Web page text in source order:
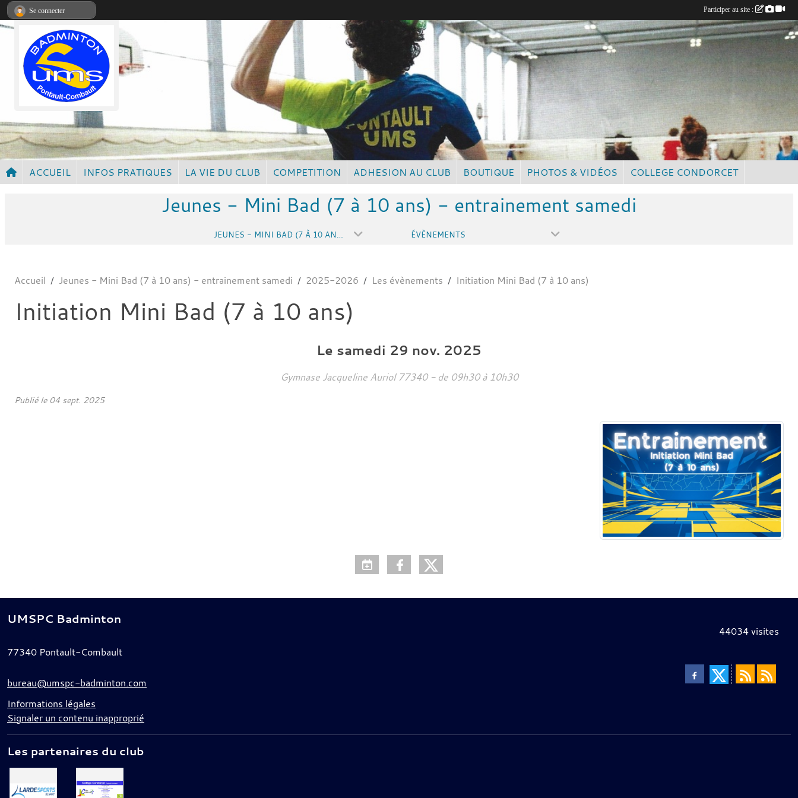
ACCUEIL INFOS PRATIQUES LA VIE DU CLUB COMPETITION ADHESION AU CLUB BOUTIQUE PHOTOS & VIDÉOS COLLEGE CONDORCET
Jeunes - Mini Bad (7 à 10 ans) - entrainement samedi
JEUNES - MINI BAD (7 À 10 ANS) - ENTRAINEMENT SAMEDI ÉVÈNEMENTS
Accueil Jeunes - Mini Bad (7 à 10 ans) - entrainement samedi 2025-2026 Les évènements Initiation Mini Bad (7 à 10 ans)
Initiation Mini Bad (7 à 10 ans)
Le samedi 29 nov. 2025
Gymnase Jacqueline Auriol 77340 - de 09h30 à 10h30
Publié le 04 sept. 2025
UMSPC Badminton
77340 Pontault-Combault
bureau@umspc-badminton.com
Informations légales
Signaler un contenu inapproprié
44034visites
Les partenaires du club
Se connecter Participer au site :
Panneau de gestion des cookies